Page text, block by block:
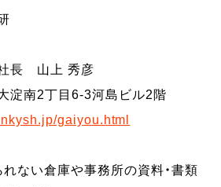
社長 山上 秀彦
淀南2丁目6-3河島ビル2階
gaiyou.html
ない倉庫や事務所の資料・書類